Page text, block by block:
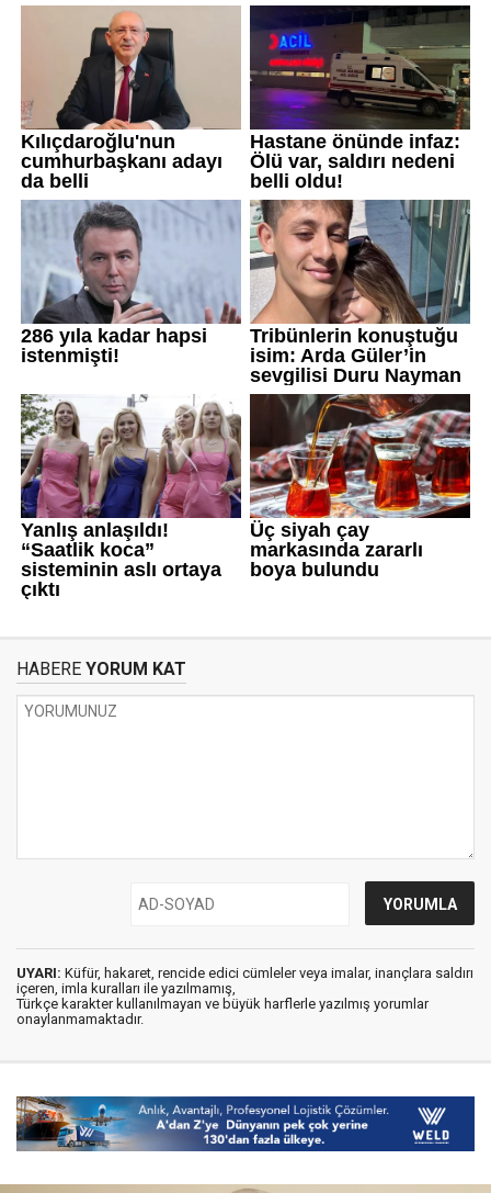
HABERE YORUM KAT
UYARI: Küfür, hakaret, rencide edici cümleler veya imalar, inançlara saldırı
içeren, imla kuralları ile yazılmamış,
Türkçe karakter kullanılmayan ve büyük harflerle yazılmış yorumlar
onaylanmamaktadır.